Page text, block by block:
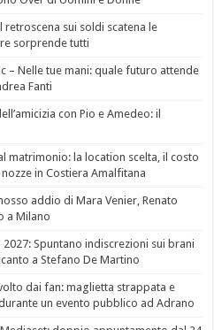
retroscena sui soldi scatena le
sorprende tutti
– Nelle tue mani: quale futuro attende
Fanti
con Pio e Amedeo: il
matrimonio: la location scelta, il costo
in Costiera Amalfitana
addio di Mara Venier, Renato
a Milano
Spuntano indiscrezioni sui brani
a Stefano De Martino
dai fan: maglietta strappata e
un evento pubblico ad Adrano